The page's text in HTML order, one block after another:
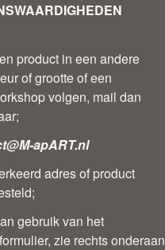
product in een andere
of grootte of een
volgen, mail dan
apART.nl
adres of product
gebruik van het
zie rechts onderaan